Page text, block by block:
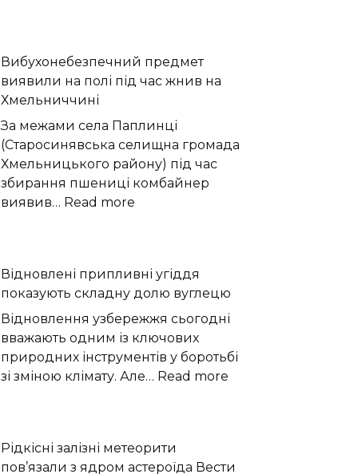
300
мільйонів
історії
Європи
Вибухонебезпечний предмет
виявили на полі під час жнив на
Хмельниччині
За межами села Паплинці
(Старосинявська селищна громада
Хмельницького району) під час
збирання пшениці комбайнер
виявив… Read more
на
полі
під
час
жнив
на
Відновлені припливні угіддя
показують складну долю вуглецю
Відновлення узбережжя сьогодні
вважають одним із ключових
природних інструментів у боротьбі
зі зміною клімату. Але… Read more
Рідкісні залізні метеорити
пов’язали з ядром астероїда Вести